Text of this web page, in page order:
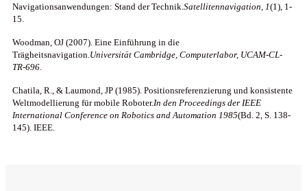
Navigationsanwendungen: Stand der Technik. Satellitennavigation, 1(1), 1-
15.
Woodman, OJ (2007). Eine Einführung in die
Trägheitsnavigation. Universität Cambridge, Computerlabor, UCAM-CL-
TR-696
Chatila, R., & Laumond, JP (1985). Positionsreferenzierung und konsistente
Weltmodellierung für mobile Roboter.In den Proceedings der IEEE
International Conference on Robotics and Automation 1985(Bd. 2, S. 138-
145). IEEE.